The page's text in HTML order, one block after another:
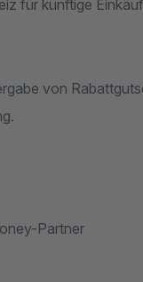
für künftige
von
Partner